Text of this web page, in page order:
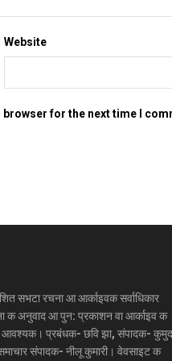
Website
for the next time I
सभटा रचना आ आर्काइवक सर्वाधिकार
क अनुवाद आ पुन: प्रकाशन वा आर्काइव क
आवश्यक। प्रबंधक- छवि झा, संपादक- कुमुद
संपादक- नीलू कुमारी। वेवसाइट क